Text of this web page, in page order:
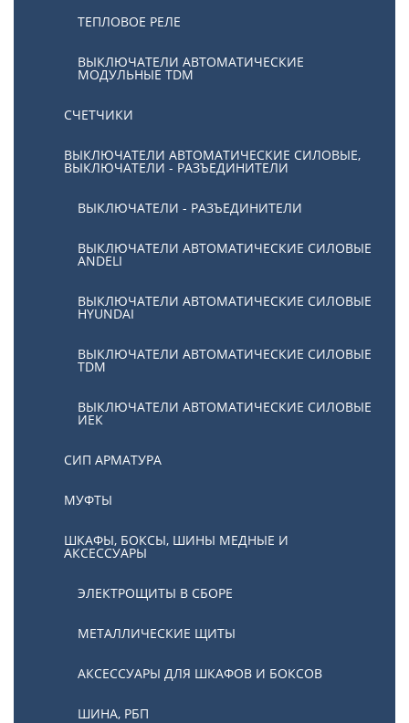
ТЕПЛОВОЕ РЕЛЕ
ВЫКЛЮЧАТЕЛИ АВТОМАТИЧЕСКИЕ
МОДУЛЬНЫЕ TDM
СЧЕТЧИКИ
ВЫКЛЮЧАТЕЛИ АВТОМАТИЧЕСКИЕ СИЛОВЫЕ,
ВЫКЛЮЧАТЕЛИ - РАЗЪЕДИНИТЕЛИ
ВЫКЛЮЧАТЕЛИ - РАЗЪЕДИНИТЕЛИ
ВЫКЛЮЧАТЕЛИ АВТОМАТИЧЕСКИЕ СИЛОВЫЕ
ANDELI
ВЫКЛЮЧАТЕЛИ АВТОМАТИЧЕСКИЕ СИЛОВЫЕ
HYUNDAI
ВЫКЛЮЧАТЕЛИ АВТОМАТИЧЕСКИЕ СИЛОВЫЕ
TDM
ВЫКЛЮЧАТЕЛИ АВТОМАТИЧЕСКИЕ СИЛОВЫЕ
ИЕК
СИП АРМАТУРА
МУФТЫ
ШКАФЫ, БОКСЫ, ШИНЫ МЕДНЫЕ И
АКСЕССУАРЫ
ЭЛЕКТРОЩИТЫ В СБОРЕ
МЕТАЛЛИЧЕСКИЕ ЩИТЫ
АКСЕССУАРЫ ДЛЯ ШКАФОВ И БОКСОВ
ШИНА, РБП